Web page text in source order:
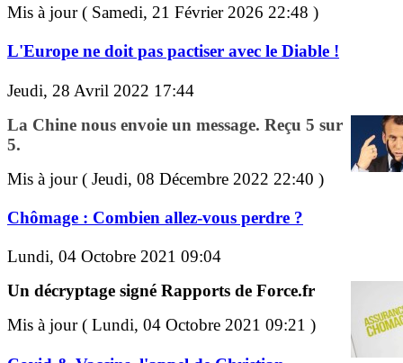
Mis à jour ( Samedi, 21 Février 2026 22:48 )
L'Europe ne doit pas pactiser avec le Diable !
Jeudi, 28 Avril 2022 17:44
La Chine nous envoie un message. Reçu 5 sur
5.
Mis à jour ( Jeudi, 08 Décembre 2022 22:40 )
Chômage : Combien allez-vous perdre ?
Lundi, 04 Octobre 2021 09:04
Un décryptage signé Rapports de Force.fr
Mis à jour ( Lundi, 04 Octobre 2021 09:21 )